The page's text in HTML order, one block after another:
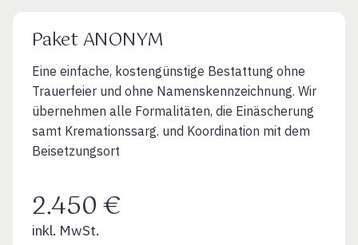
Paket ANONYM
Eine einfache, kostengünstige Bestattung ohne
Trauerfeier und ohne Namenskennzeichnung. Wir
übernehmen alle Formalitäten, die Einäscherung
samt Kremationssarg. und Koordination mit dem
Beisetzungsort
2.450 €
inkl. MwSt.